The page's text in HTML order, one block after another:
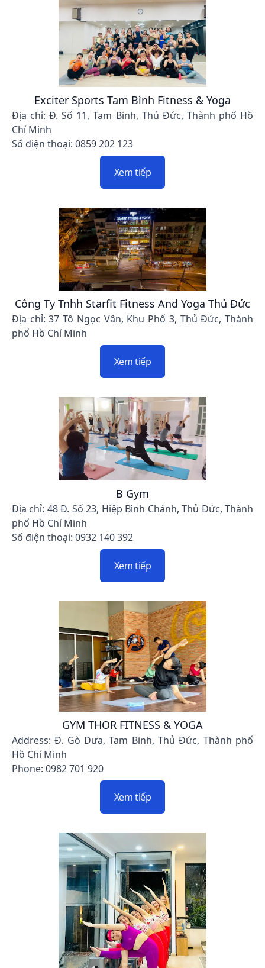
Exciter Sports Tam Bình Fitness & Yoga
Địa chỉ: Đ. Số 11, Tam Binh, Thủ Đức, Thành phố Hồ
Chí Minh
Số điện thoại: 0859 202 123
Xem tiếp
Công Ty Tnhh Starfit Fitness And Yoga Thủ Đức
Địa chỉ: 37 Tô Ngọc Vân, Khu Phố 3, Thủ Đức, Thành
phố Hồ Chí Minh
Xem tiếp
B Gym
Địa chỉ: 48 Đ. Số 23, Hiệp Bình Chánh, Thủ Đức, Thành
phố Hồ Chí Minh
Số điện thoại: 0932 140 392
Xem tiếp
GYM THOR FITNESS & YOGA
Address: Đ. Gò Dưa, Tam Binh, Thủ Đức, Thành phố
Hồ Chí Minh
Phone: 0982 701 920
Xem tiếp